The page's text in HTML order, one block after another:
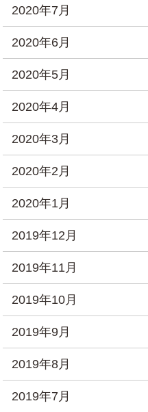
2020年7月
2020年6月
2020年5月
2020年4月
2020年3月
2020年2月
2020年1月
2019年12月
2019年11月
2019年10月
2019年9月
2019年8月
2019年7月